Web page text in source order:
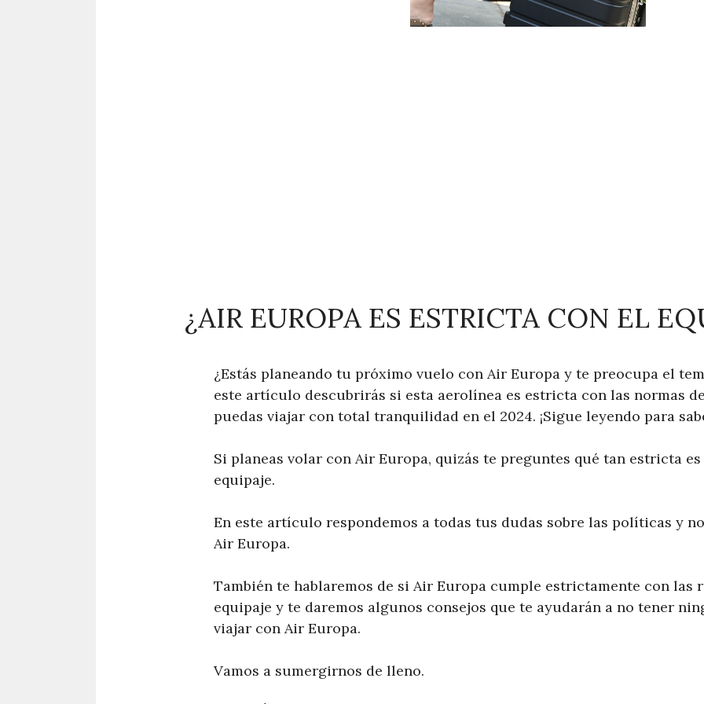
¿AIR EUROPA ES ESTRICTA CON EL
¿Estás planeando tu próximo vuelo con Air Europa y te preocupa el
este artículo descubrirás si esta aerolínea es estricta con las normas
puedas viajar con total tranquilidad en el 2024. ¡Sigue leyendo para
Si planeas volar con Air Europa, quizás te preguntes qué tan estricta
equipaje.
En este artículo respondemos a todas tus dudas sobre las políticas y
Air Europa.
También te hablaremos de si Air Europa cumple estrictamente con las
equipaje y te daremos algunos consejos que te ayudarán a no tener
viajar con Air Europa.
Vamos a sumergirnos de lleno.